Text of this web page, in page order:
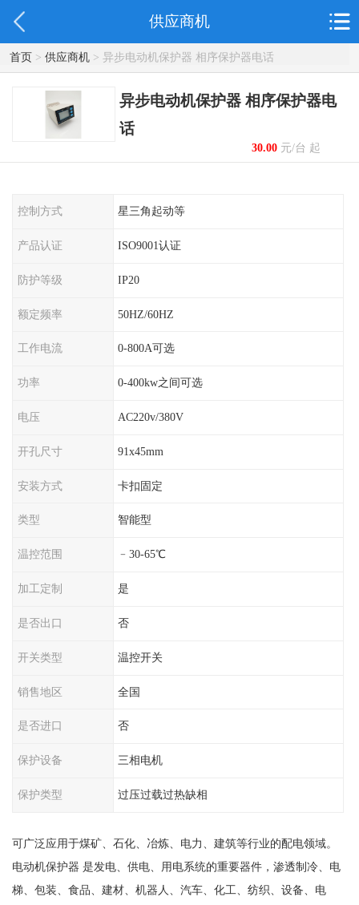
供应商机
首页> 供应商机> 异步电动机保护器 相序保护器电话
异步电动机保护器 相序保护器电
话
30.00元/台 起
控制方式 星三角起动等
产品认证 ISO9001认证
防护等级 IP20
额定频率 50HZ/60HZ
工作电流 0-800A可选
功率 0-400kw之间可选
电压 AC220v/380V
开孔尺寸 91x45mm
安装方式 卡扣固定
类型 智能型
温控范围 ﹣30-65℃
加工定制 是
是否出口 否
开关类型 温控开关
销售地区 全国
是否进口 否
保护设备 三相电机
保护类型 过压过载过热缺相
可广泛应用于煤矿、石化、冶炼、电力、建筑等行业的配电领域。
电动机保护器 是发电、供电、用电系统的重要器件，渗透制冷、电
梯、包装、食品、建材、机器人、汽车、化工、纺织、设备、电